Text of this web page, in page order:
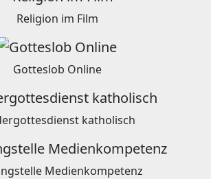
Religion im Film
Gotteslob Online
katholisch
Medienkompetenz